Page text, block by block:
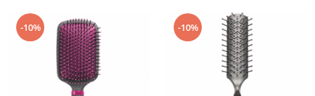
-10% -10%